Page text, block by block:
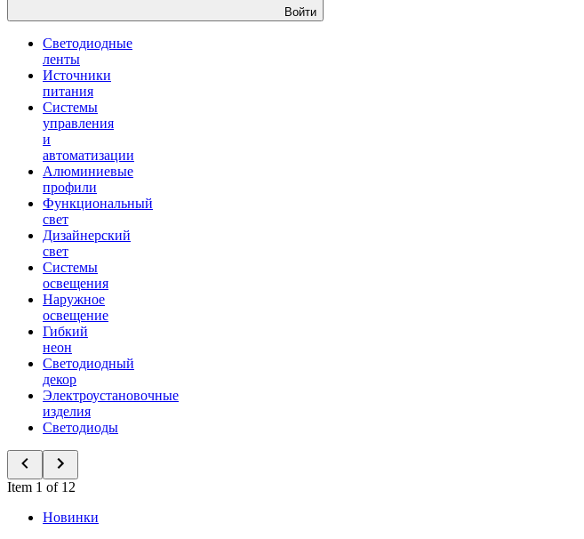
Войти
Светодиодные
ленты
Источники
питания
Системы
управления
и
автоматизации
Алюминиевые
профили
Функциональный
свет
Дизайнерский
свет
Системы
освещения
Наружное
освещение
Гибкий
неон
Светодиодный
декор
Электроустановочные
изделия
Светодиоды
Item 1 of 12
Новинки